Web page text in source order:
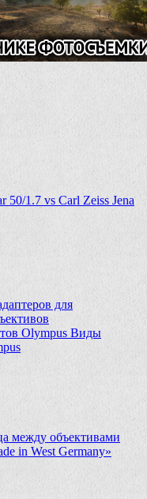
50/1.7 vs Carl Zeiss Jena
для
Виды
между объективами
in West Germany»